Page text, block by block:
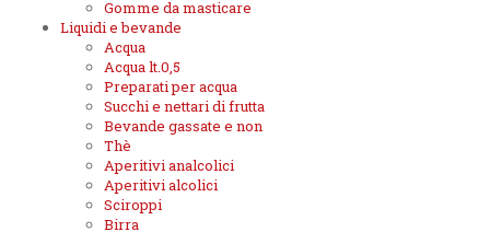
Gomme da masticare
Liquidi e bevande
Acqua
Acqua lt.0,5
Preparati per acqua
Succhi e nettari di frutta
Bevande gassate e non
Thè
Aperitivi analcolici
Aperitivi alcolici
Sciroppi
Birra